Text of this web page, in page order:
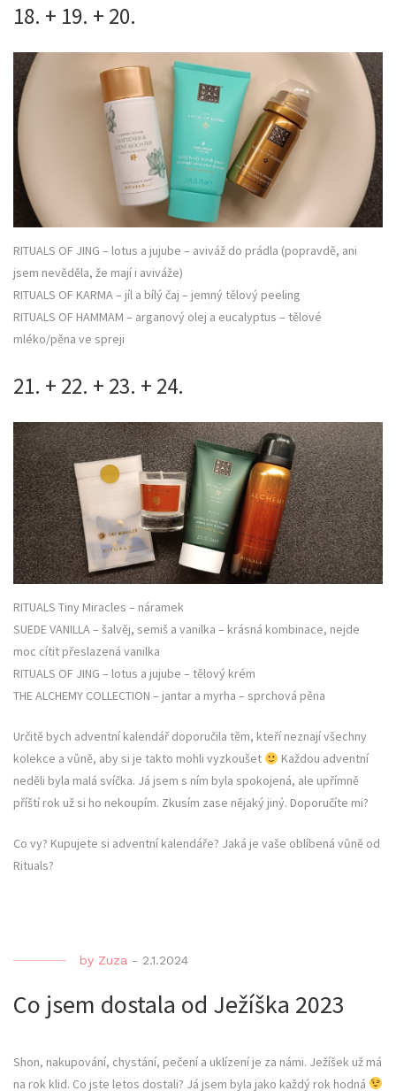
18. + 19. + 20.
RITUALS OF JING – lotus a jujube – aviváž do prádla (popravdě, ani
jsem nevěděla, že mají i aviváže)
RITUALS OF KARMA – jíl a bílý čaj – jemný tělový peeling
RITUALS OF HAMMAM – arganový olej a eucalyptus – tělové
mléko/pěna ve spreji
21. + 22. + 23. + 24.
RITUALS Tiny Miracles – náramek
SUEDE VANILLA – šalvěj, semiš a vanilka – krásná kombinace, nejde
moc cítit přeslazená vanilka
RITUALS OF JING – lotus a jujube – tělový krém
THE ALCHEMY COLLECTION – jantar a myrha – sprchová pěna
Určitě bych adventní kalendář doporučila těm, kteří neznají všechny
kolekce a vůně, aby si je takto mohli vyzkoušet
Každou adventní
neděli byla malá svíčka. Já jsem s ním byla spokojená, ale upřímně
příští rok už si ho nekoupím. Zkusím zase nějaký jiný. Doporučíte mi?
Co vy? Kupujete si adventní kalendáře? Jaká je vaše oblíbená vůně od
Rituals?
by Zuza - 2.1.2024
Co jsem dostala od Ježíška 2023
Shon, nakupování, chystání, pečení a uklízení je za námi. Ježíšek už má
na rok klid. Co jste letos dostali? Já jsem byla jako každý rok hodná